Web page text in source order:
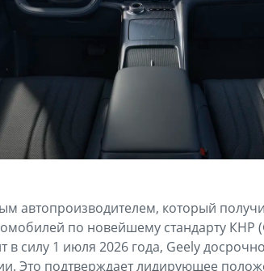
автопроизводителем, который
по новейшему стандарту КНР
в силу 1 июля 2026 года, Geely
Это подтверждает лидирующее